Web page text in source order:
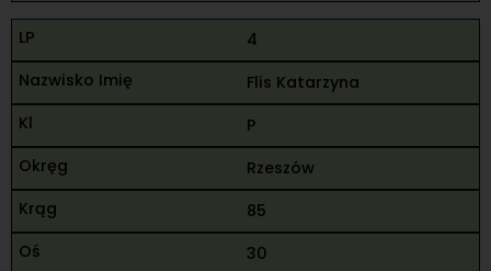
4
Flis Katarzyna
P
Rzeszów
85
30